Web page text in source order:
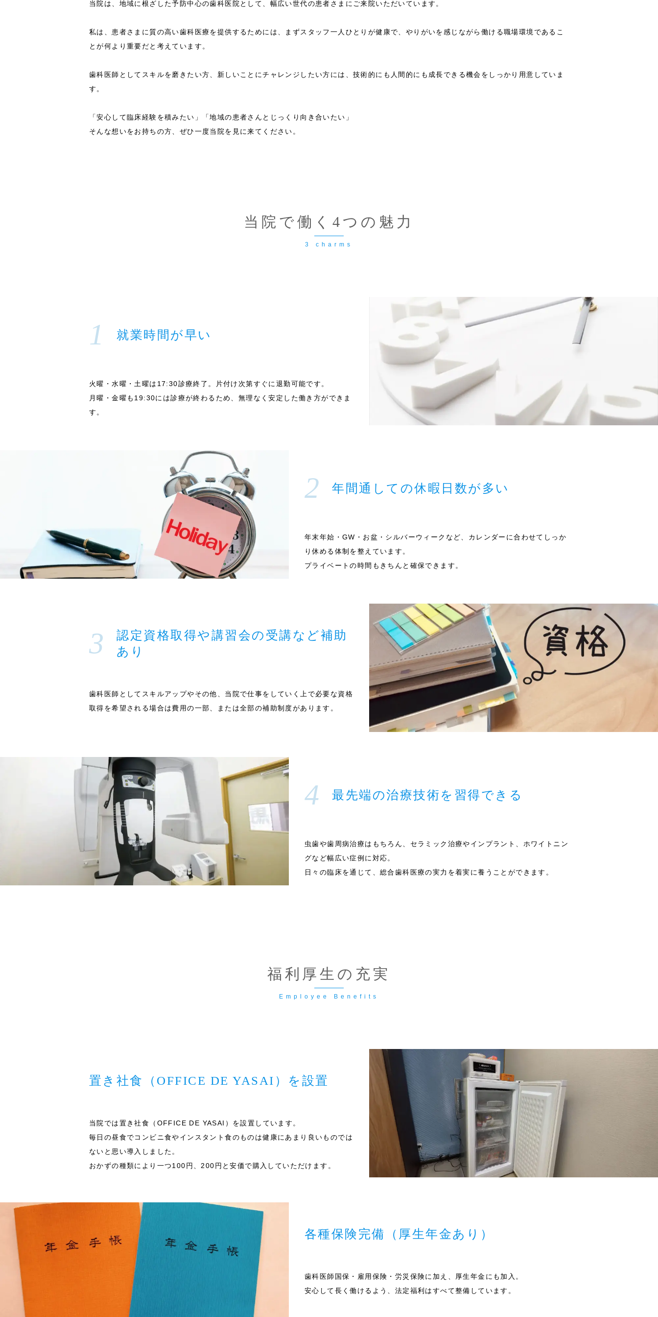
当院は、地域に根ざした予防中心の歯科医院として、幅広い世代の患者さまにご来院いただいています。
私は、患者さまに質の高い歯科医療を提供するためには、まずスタッフ一人ひとりが健康で、やりがいを感じながら働ける職場環境であるこ
とが何より重要だと考えています。
歯科医師としてスキルを磨きたい方、新しいことにチャレンジしたい方には、技術的にも人間的にも成長できる機会をしっかり用意していま
す。
「安心して臨床経験を積みたい」「地域の患者さんとじっくり向き合いたい」
そんな想いをお持ちの方、ぜひ一度当院を見に来てください。
当院で働く4つの魅力
就業時間が早い
火曜・水曜・土曜は17:30診療終了。片付け次第すぐに退勤可能です。
月曜・金曜も19:30には診療が終わるため、無理なく安定した働き方ができま
す。
年間通しての休暇日数が多い
年末年始・GW・お盆・シルバーウィークなど、カレンダーに合わせてしっか
り休める体制を整えています。
プライベートの時間もきちんと確保できます。
認定資格取得や講習会の受講など補助
あり
歯科医師としてスキルアップやその他、当院で仕事をしていく上で必要な資格
取得を希望される場合は費用の一部、または全部の補助制度があります。
最先端の治療技術を習得できる
虫歯や歯周病治療はもちろん、セラミック治療やインプラント、ホワイトニン
グなど幅広い症例に対応。
日々の臨床を通じて、総合歯科医療の実力を着実に養うことができます。
福利厚生の充実
置き社食（OFFICE DE YASAI）を設置
当院では置き社食（OFFICE DE YASAI）を設置しています。
毎日の昼食でコンビニ食やインスタント食のものは健康にあまり良いものでは
ないと思い導入しました。
おかずの種類により一つ100円、200円と安価で購入していただけます。
各種保険完備（厚生年金あり）
歯科医師国保・雇用保険・労災保険に加え、厚生年金にも加入。
安心して長く働けるよう、法定福利はすべて整備しています。